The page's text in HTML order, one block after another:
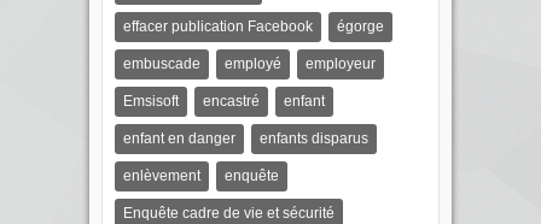
effacer publication Facebook égorge
embuscade employé employeur
Emsisoft encastré enfant
enfant en danger enfants disparus
enlèvement enquête
Enquête cadre de vie et sécurité